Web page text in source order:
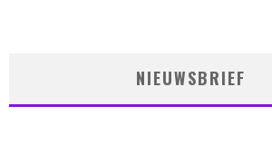
NIEUWSBRIEF